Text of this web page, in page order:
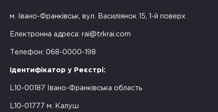
м. Івано-Франківськ, вул. Василіянок 15, 1-й поверх
Електронна адреса: rai@trkrai.com
Телефон: 068-0000-198
Ідентифікатор у Реєстрі:
L10-00187 Івано-Франківська область
L10-01777 м. Калуш